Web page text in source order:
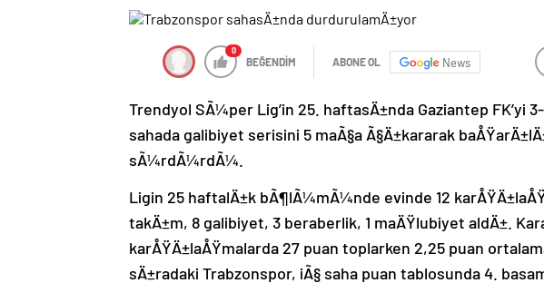
0
BEĞENDİM ABONE OL News
Trendyol SÃ¼per Lig’in 25. haftasÄ±nda Gaziantep FK’yi
sahada galibiyet serisini 5 maÃ§a Ã§Ä±kararak
sÃ¼rdÃ¼rdÃ¼.
Ligin 25 haftalÄ±k bÃ¶lÃ¼mÃ¼nde evinde 12
takÄ±m, 8 galibiyet, 3 beraberlik, 1 maÄŸlubiyet aldÄ±.
karÅŸÄ±laÅŸmalarda 27 puan toplarken 2,25 puan
sÄ±radaki Trabzonspor, iÃ§ saha puan tablosunda 4.